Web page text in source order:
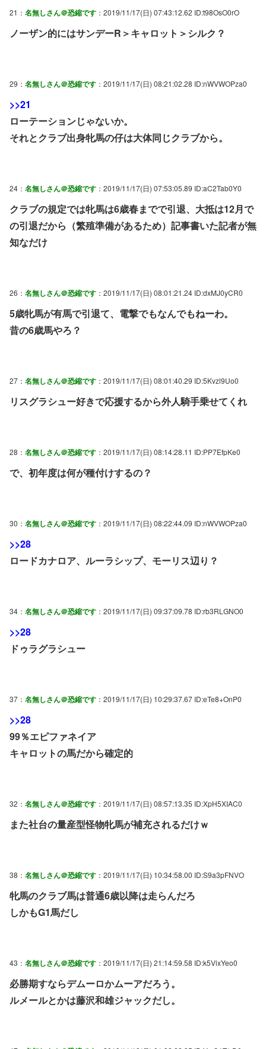
21： 名無しさん＠恐縮です ：2019/11/17(日) 07:43:12.62 ID:t98OsO0rO
ノーザン的にはサンデーR＞キャロット＞シルク？
29： 名無しさん＠恐縮です ：2019/11/17(日) 08:21:02.28 ID:nWVWOPza0
>>21
ローテーションじゃないか。
それとクラブ出身牝馬の仔は大体同じクラブから。
24： 名無しさん＠恐縮です ：2019/11/17(日) 07:53:05.89 ID:aC2Tab0Y0
クラブの規定では牝馬は6歳春までで引退、大抵は12月で
の引退だから（繁殖準備があるため）記事書いた記者が無
知なだけ
26： 名無しさん＠恐縮です ：2019/11/17(日) 08:01:21.24 ID:dxMJ0yCR0
5歳牝馬が有馬で引退て、電撃でもなんでもねーわ。
昔の6歳馬やろ？
27： 名無しさん＠恐縮です ：2019/11/17(日) 08:01:40.29 ID:5Kvzl9Uo0
リスグラシュー好きで応援するから外人騎手乗せてくれ
28： 名無しさん＠恐縮です ：2019/11/17(日) 08:14:28.11 ID:PP7EfpKe0
で、初年度は何が種付けするの？
30： 名無しさん＠恐縮です ：2019/11/17(日) 08:22:44.09 ID:nWVWOPza0
>>28
ロードカナロア、ルーラシップ、モーリス辺り？
34： 名無しさん＠恐縮です ：2019/11/17(日) 09:37:09.78 ID:rb3RLGNO0
>>28
ドゥラグラシュー
37： 名無しさん＠恐縮です ：2019/11/17(日) 10:29:37.67 ID:eTe8+OnP0
>>28
99％エピファネイア
キャロットの馬だから確定的
32： 名無しさん＠恐縮です ：2019/11/17(日) 08:57:13.35 ID:XpH5XIAC0
また社台の量産型怪物牝馬が補充されるだけｗ
38： 名無しさん＠恐縮です ：2019/11/17(日) 10:34:58.00 ID:S9a3pFNVO
牝馬のクラブ馬は普通6歳以降は走らんだろ
しかもG1馬だし
43： 名無しさん＠恐縮です ：2019/11/17(日) 21:14:59.58 ID:k5VixYeo0
必勝期すならデムーロかムーアだろう。
ルメールとかは藤沢和雄ジャックだし。